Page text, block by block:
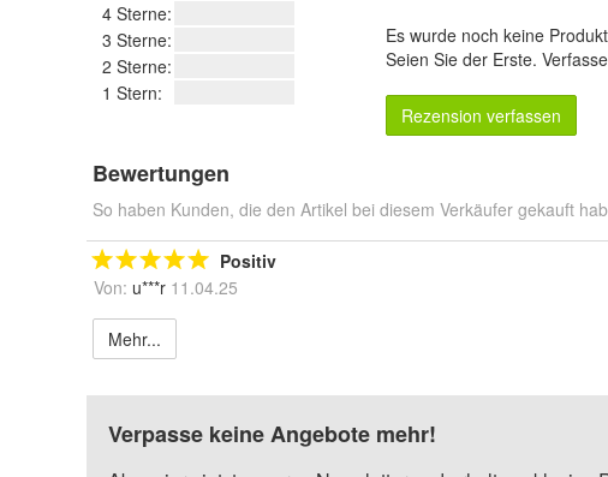
4 Sterne:
3 Sterne:
2 Sterne:
1 Stern:
Es wurde noch keine
Seien Sie der Erste.
Rezension verfassen
Bewertungen
So haben Kunden, die den Artikel bei diesem Verkäufer gekauft
Positiv
Von: u***r 11.04.25
Mehr...
Verpasse keine Angebote mehr!